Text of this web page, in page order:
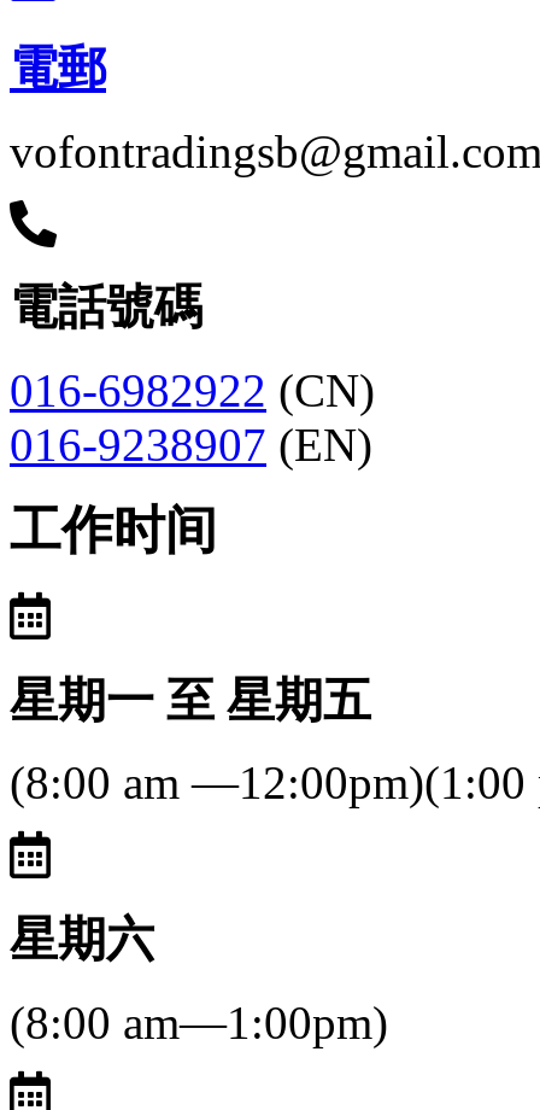
電郵
電話號碼
016-6982922 (CN)
016-9238907 (EN)
工作时间
星期一 至 星期五
(8:00 am —12:00pm)(1:00
星期六
(8:00 am—1:00pm)